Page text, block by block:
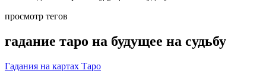
просмотр тегов
гадание таро на будущее на судьбу
Гадания на картах Таро